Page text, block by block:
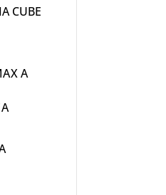
CUBE
A